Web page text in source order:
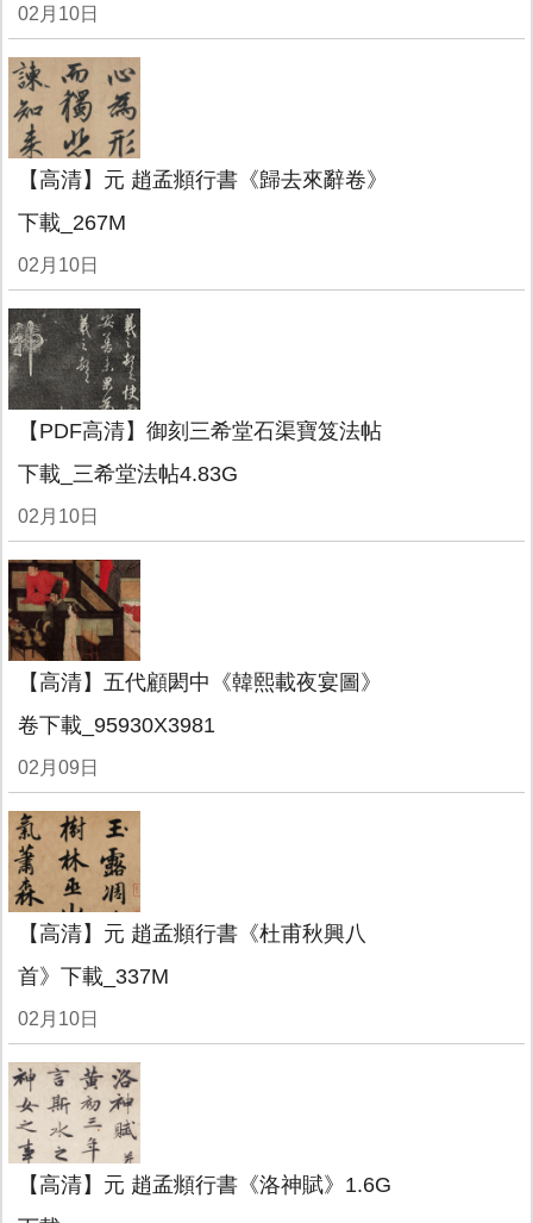
02月10日
【高清】元 趙孟頫行書《歸去來辭卷》
下載_267M
02月10日
【PDF高清】御刻三希堂石渠寶笈法帖
下載_三希堂法帖4.83G
02月10日
【高清】五代顧閎中《韓熙載夜宴圖》
卷下載_95930X3981
02月09日
【高清】元 趙孟頫行書《杜甫秋興八
首》下載_337M
02月10日
【高清】元 趙孟頫行書《洛神賦》1.6G